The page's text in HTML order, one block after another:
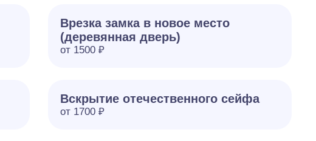
Врезка замка в новое место
(деревянная дверь)
от 1500 ₽
Вскрытие отечественного сейфа
от 1700 ₽